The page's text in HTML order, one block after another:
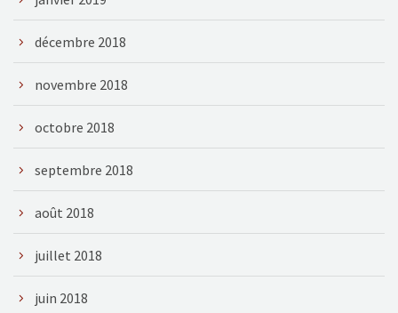
décembre 2018
novembre 2018
octobre 2018
septembre 2018
août 2018
juillet 2018
juin 2018